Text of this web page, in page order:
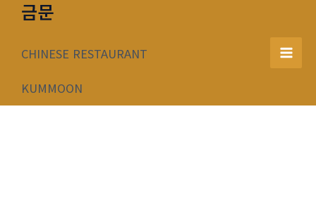
너
금문
CHINESE RESTAURANT
KUMMOON
Main